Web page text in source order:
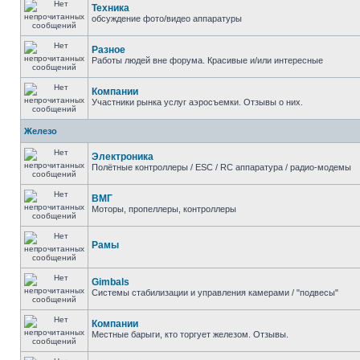
Техника
обсуждение фото/видео аппаратуры
Разное
Работы людей вне форума. Красивые и/или интересные
Компании
Участники рынка услуг аэросъемки. Отзывы о них.
Железо
Электроника
Полётные контроллеры / ESC / RC аппаратура / радио-модемы
ВМГ
Моторы, пропеллеры, контроллеры
Рамы
Gimbals
Системы стабилизации и управления камерами / "подвесы"
Компании
Местные барыги, кто торгует железом. Отзывы.